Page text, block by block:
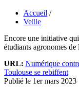
Accueil /
Veille
Encore une initiative
étudiants agronomes
URL: Numérique
Toulouse se rebiffent
Publié le 1er mars 2023